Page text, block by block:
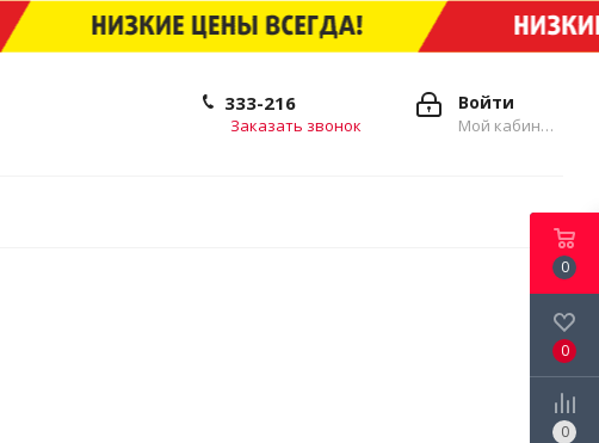
Войти
Мой кабинет
333-216
Заказать звонок
0
0
0